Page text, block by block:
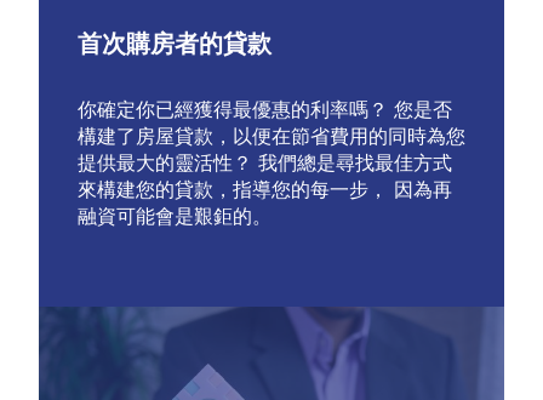
首次購房者的貸款
你確定你已經獲得最優惠的利率嗎？ 您是否
構建了房屋貸款，以便在節省費用的同時為您
提供最大的靈活性？ 我們總是尋找最佳方式
來構建您的貸款，指導您的每一步， 因為再
融資可能會是艱鉅的。